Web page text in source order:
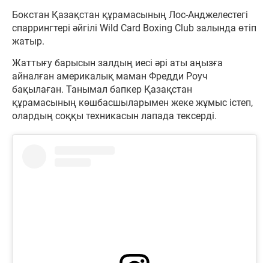
Бокстан Қазақстан құрамасының Лос-Анджелестегі
спаррингтері әйгілі Wild Card Boxing Club залында өтіп
жатыр.
Жаттығу барысын залдың иесі әрі аты аңызға
айналған америкалық маман Фредди Роуч
бақылаған. Танымал бапкер Қазақстан
құрамасының көшбасшыларымен жеке жұмыс істеп,
олардың соққы техникасын лапада тексерді.